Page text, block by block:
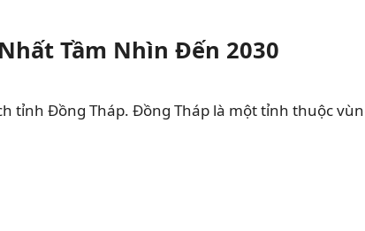
Tầm Nhìn Đến 2030
tỉnh Đồng Tháp. Đồng Tháp là một tỉnh thuộc